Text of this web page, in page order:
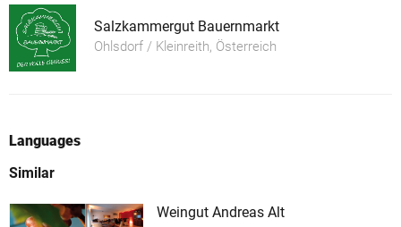
Salzkammergut Bauernmarkt
Ohlsdorf / Kleinreith, Österreich
Languages
Similar
Weingut Andreas Alt